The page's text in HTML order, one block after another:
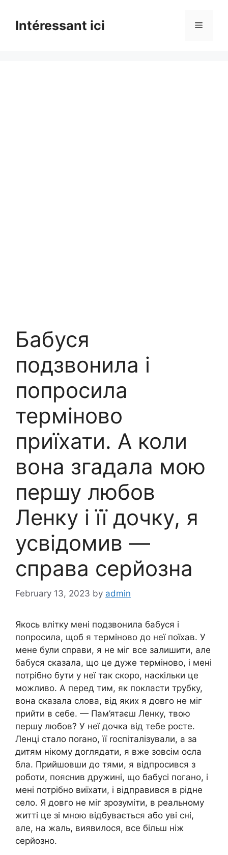
contentIntéressant ici Menu
Бабуся
подзвонила і
попросила
терміново
приїхати. А коли
вона згадала мою
першу любов
Ленку і її дочку, я
усвідомив —
справа серйозна
February 13, 2023 by admin
Якось влітку мені подзвонила бабуся і
попросила, щоб я терміново до неї поїхав. У
мене були справи, я не міг все залишити, але
бабуся сказала, що це дуже терміново, і мені
потрібно бути у неї так скоро, наскільки це
можливо. А перед тим, як покласти трубку,
вона сказала слова, від яких я довго не міг
прийти в себе. — Пам’ятаєш Ленку, твою
першу любов? У неї дочка від тебе росте.
Ленці стало поrано, її rоспіталізували, а за
дитям нікому доглядати, я вже зовсім осла
бла. Прийшовши до тями, я відпросився з
роботи, пояснив дружині, що бабусі погано, і
мені потрібно виїхати, і відправився в рідне
село. Я довго не міг зрозуміти, в реальному
житті це зі мною відбувається або уві сні,
але, на жаль, виявилося, все більш ніж
серйозно.